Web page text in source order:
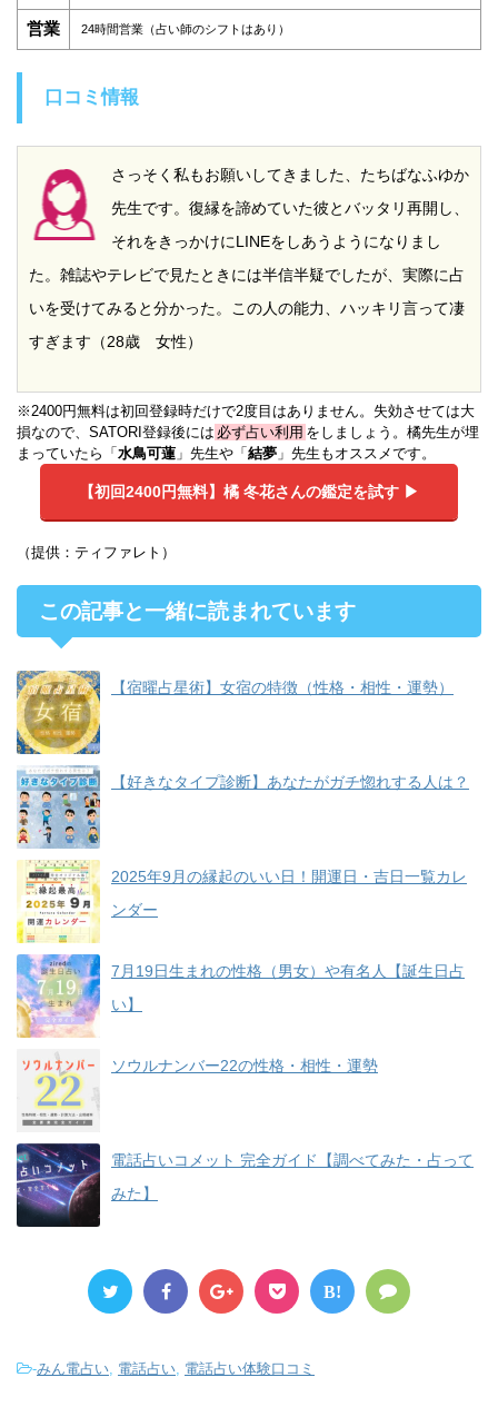
営業 24時間営業（占い師のシフトはあり）
口コミ情報
さっそく私もお願いしてきました、たちばなふゆか
先生です。復縁を諦めていた彼とバッタリ再開し、
それをきっかけにLINEをしあうようになりまし
た。雑誌やテレビで見たときには半信半疑でしたが、実際に占
いを受けてみると分かった。この人の能力、ハッキリ言って凄
すぎます（28歳 女性）
※2400円無料は初回登録時だけで2度目はありません。失効させては大
損なので、SATORI登録後には 必ず占い利用 をしましょう。橘先生が埋
まっていたら「 水鳥可蓮 」先生や「 結夢 」先生もオススメです。
【初回2400円無料】 橘 冬花さんの鑑定を試す ▶︎
（提供：ティファレト）
この記事と一緒に読まれています
【宿曜占星術】女宿の特徴（性格・相性・運勢）
【好きなタイプ診断】あなたがガチ惚れする人は？
2025年9月の縁起のいい日！開運日・吉日一覧カレ
ンダー
7月19日生まれの性格（男女）や有名人【誕生日占
い】
ソウルナンバー22の性格・相性・運勢
電話占いコメット 完全ガイド【調べてみた・占って
みた】
B!
-みん電占い, 電話占い, 電話占い体験口コミ